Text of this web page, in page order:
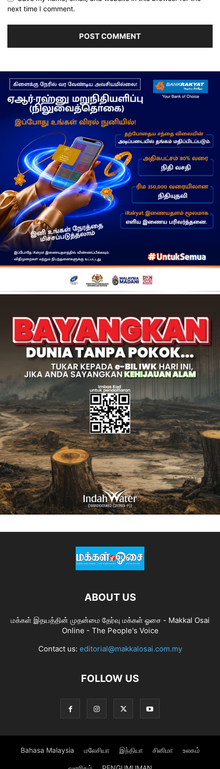
next time I comment.
ABOUT US
மக்கள் இதயத்தின் முதன்மை தேர்வு மக்கள் ஓசை - Makkal Osai
Online - The People's Voice
Contact us: editorial@makkalosai.com.my
FOLLOW US
Bahasa Malaysia மலேசியா இந்தியா சினிமா உலகம்